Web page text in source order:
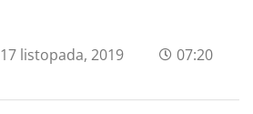
17 listopada, 2019 07:20